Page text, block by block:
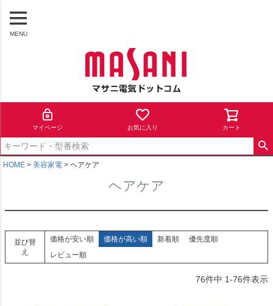
MENU
マイページ お気に入り カート
HOME 美容家電 ヘアケア
ヘアケア
並び替
え
価格が安い順 価格が高い順 新着順
優先度順
レビュー順
76件中 1-76件表示